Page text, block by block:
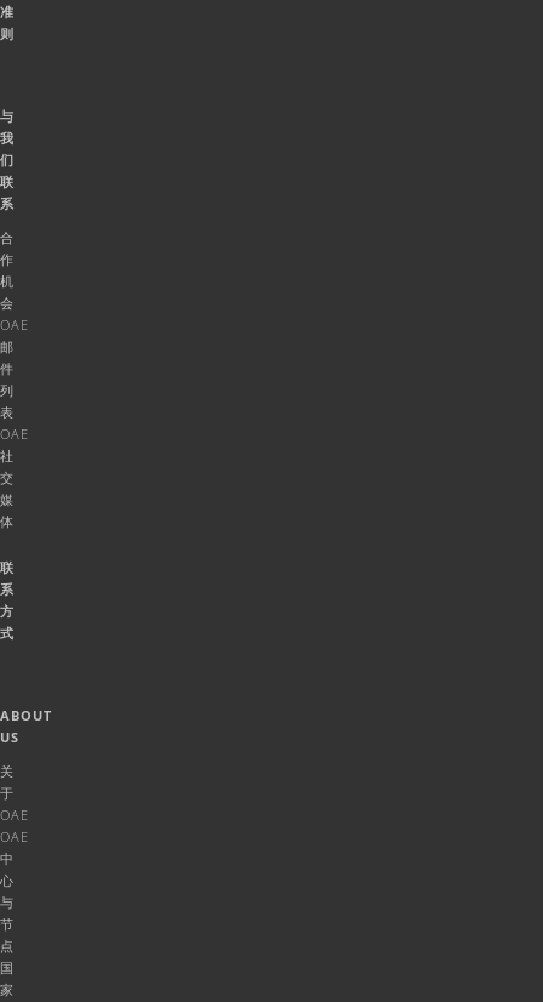
准
则
与
我
们
联
系
合
作
机
会
OAE
邮
件
列
表
OAE
社
交
媒
体
联
系
方
式
ABOUT
US
关
于
OAE
OAE
中
心
与
节
点
国
家